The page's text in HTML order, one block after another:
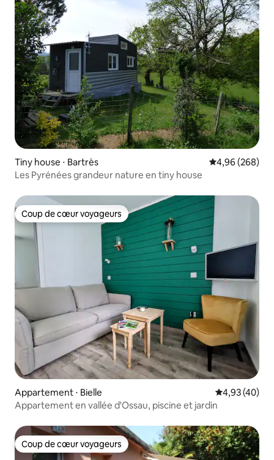
Tiny house ⋅ Bartrès Évaluation
4,96 (268)
Les Pyrénées grandeur nature en tiny house
Coup de cœur voyageurs
Coup de cœur voyageurs
Appartement ⋅ Bielle Évaluation
4,93 (40)
Appartement en vallée d'Ossau, piscine et jardin
Coup de cœur voyageurs
Coup de cœur voyageurs